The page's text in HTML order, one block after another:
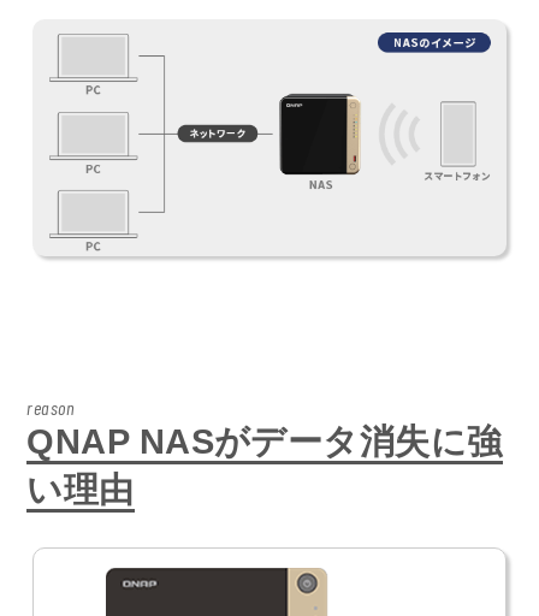
reason
QNAP NASがデータ消失に強
い理由